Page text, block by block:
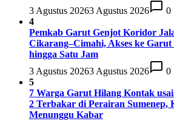
3 Agustus 20263 Agustus 2026
0
4
Pemkab Garut Genjot Koridor
Cikarang–Cimahi, Akses ke Garut
hingga Satu Jam
3 Agustus 20263 Agustus 2026
0
5
7 Warga Garut Hilang Kontak
2 Terbakar di Perairan Sumenep,
Menunggu Kabar